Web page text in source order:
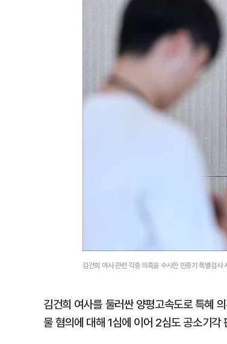
김건희 여사 관련 각종 의혹을 수사한 민중기 특별검
김건희 여사를 둘러싼 양평고속도로 특혜
물 혐의에 대해 1심에 이어 2심도 공소기각